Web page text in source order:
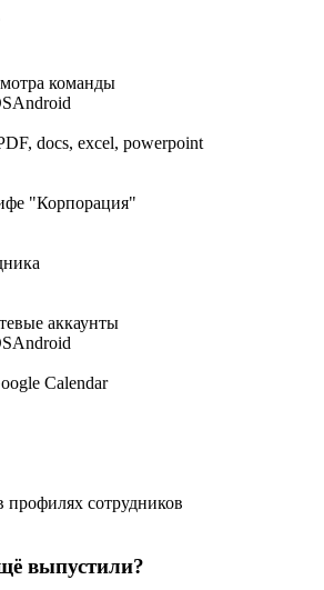
команды
Android
docs, excel, powerpoint
"Корпорация"
аккаунты
Android
Calendar
профилях сотрудников
выпустили?